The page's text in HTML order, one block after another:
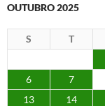
OUTUBRO 2025
S T
6
7
13
14